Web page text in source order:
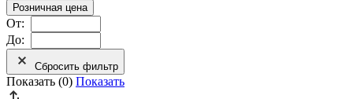
Розничная цена
От:
До:
Сбросить фильтр
Показать (0) Показать